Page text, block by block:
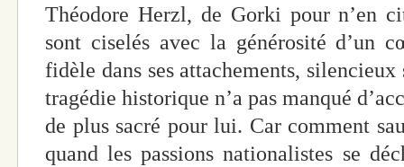
Théodore Herzl, de Gorki pour n’en
sont ciselés avec la générosité d’un
fidèle dans ses attachements,
tragédie historique n’a pas manqué
de plus sacré pour lui. Car comment
quand les passions nationalistes se